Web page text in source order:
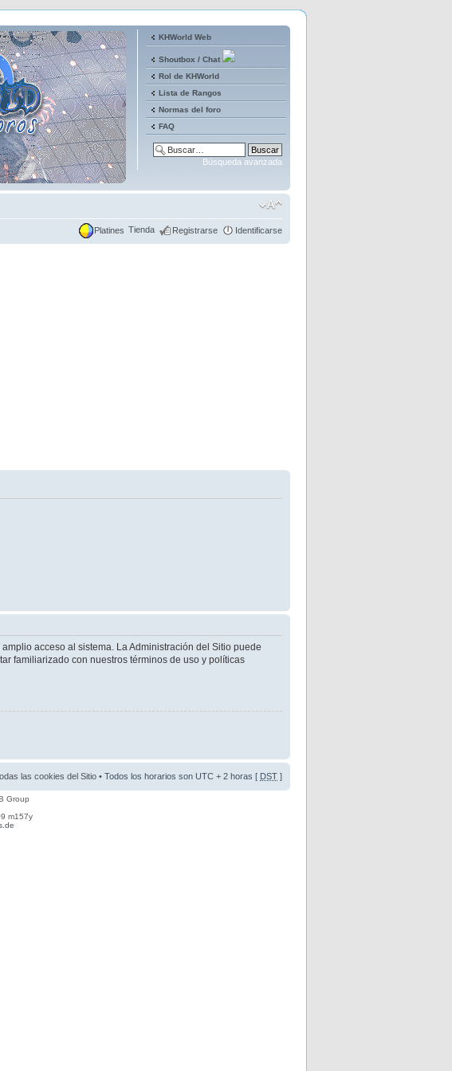
KHWorld Web
Shoutbox / Chat
Rol de KHWorld
Lista de Rangos
Normas del foro
FAQ
Búsqueda avanzada
Platines Tienda Registrarse Identificarse
acceso al sistema. La Administración del Sitio puede
familiarizado con nuestros términos de uso y políticas
las cookies del Sitio • Todos los horarios son UTC + 2 horas [ DST ]
Group
m157y